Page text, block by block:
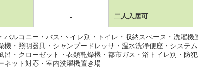
- 二人入居可
ルコニー・バス･トイレ別・トイレ・収納スペース・洗濯機
機・照明器具・シャンプードレッサ・温水洗浄便座・システ
呂・クローゼット・衣類乾燥機・都市ガス・浴トイレ別・防
ネット対応・室内洗濯機置き場